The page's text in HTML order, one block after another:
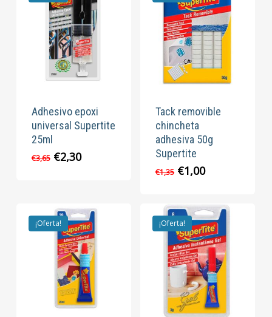
Adhesivo epoxi
universal Supertite
25ml
€3,65 El
€3,65.
€2,30El
€2,30.
Tack removible
chincheta
adhesiva 50g
Supertite
€1,35 El
era:
€1,35.
€1,00El
es:
€1,00.
¡Oferta! ¡Oferta!